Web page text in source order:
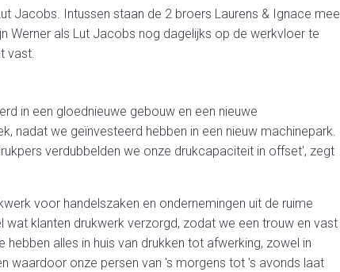
Jacobs. Intussen staan de 2 broers Laurens & Ignace mee
Werner als Lut Jacobs nog dagelijks op de werkvloer te
vast.
in een gloednieuwe gebouw en een nieuwe
nadat we geïnvesteerd hebben in een nieuw machinepark.
verdubbelden we onze drukcapaciteit in offset', zegt
voor handelszaken en ondernemingen uit de ruime
wat klanten drukwerk verzorgd, zodat we een trouw en vast
alles in huis van drukken tot afwerking, zowel in
waardoor onze persen van 's morgens tot 's avonds laat